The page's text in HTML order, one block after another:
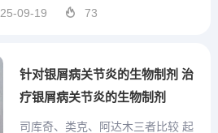
高，但其在治疗银屑病关节炎和斑
定程度上减轻了患者的经济压力。
然而，对于患者而言，在选择使
用...
25-09-19 73
针对银屑病关节炎的生物制剂 治
疗银屑病关节炎的生物制剂
司库奇、类克、阿达木三者比较 起